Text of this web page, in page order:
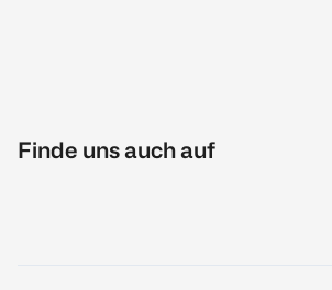
Finde uns auch auf